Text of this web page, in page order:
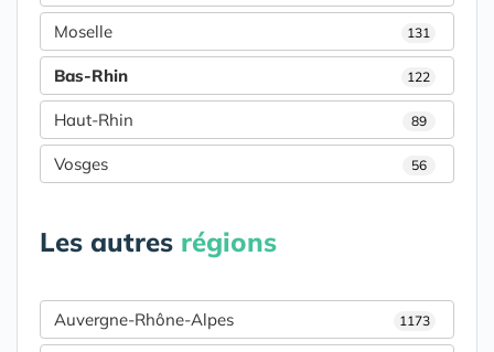
Moselle 131
Bas-Rhin 122
Haut-Rhin 89
Vosges 56
Les autres régions
Auvergne-Rhône-Alpes 1173